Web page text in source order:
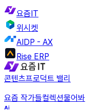
요즘IT
위시켓
AIDP - AX
Rise ERP
콘텐츠프로덕트 밸리
요즘 작가들컬렉션물어봐